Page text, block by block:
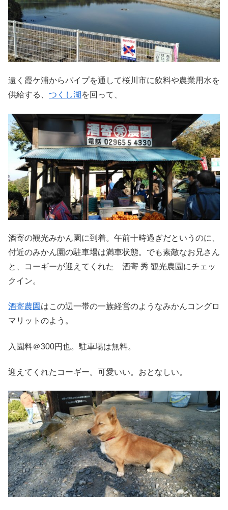
遠く霞ケ浦からパイプを通して桜川市に飲料や農業用水を
供給する、 つくし湖 を回って、
酒寄の観光みかん園に到着。午前十時過ぎだというのに、
付近のみかん園の駐車場は満車状態。でも素敵なお兄さん
と、コーギーが迎えてくれた 酒寄 秀 観光農園にチェッ
クイン。
酒寄農園 はこの辺一帯の一族経営のようなみかんコングロ
マリットのよう。
入園料＠300円也。駐車場は無料。
迎えてくれたコーギー。可愛いい。おとなしい。